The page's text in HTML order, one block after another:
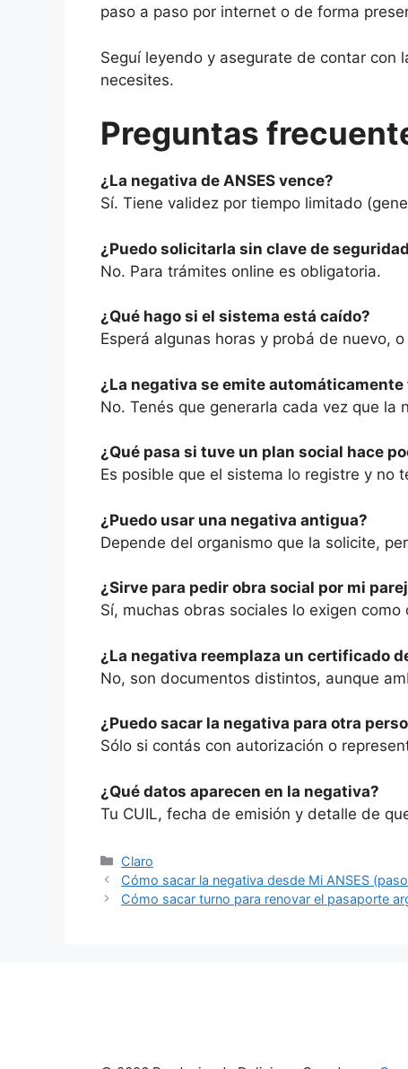
paso a paso por internet o de forma
Seguí leyendo y asegurate de contar con
necesites.
Preguntas
¿La negativa de ANSES vence?
Sí. Tiene validez por tiempo limitado
¿Puedo solicitarla sin clave de
No. Para trámites online es obligatoria.
¿Qué hago si el sistema está caído?
Esperá algunas horas y probá de nuevo,
¿La negativa se emite automáticamente
No. Tenés que generarla cada vez que la
¿Qué pasa si tuve un plan social hace
Es posible que el sistema lo registre y no
¿Puedo usar una negativa antigua?
Depende del organismo que la solicite,
¿Sirve para pedir obra social por mi
Sí, muchas obras sociales lo exigen como
¿La negativa reemplaza un certificado
No, son documentos distintos, aunque
¿Puedo sacar la negativa para otra
Sólo si contás con autorización o
¿Qué datos aparecen en la negativa?
Tu CUIL, fecha de emisión y detalle de
Categorías
Claro
Cómo sacar la negativa desde Mi ANSES
Cómo sacar turno para renovar el pasaporte